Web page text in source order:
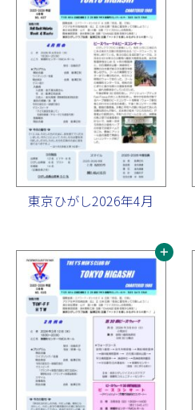
東京ひがし2026年4月